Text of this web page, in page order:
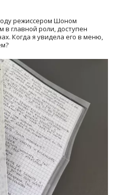
режиссером Шоном
главной роли, доступен
Когда я увидела его в меню,